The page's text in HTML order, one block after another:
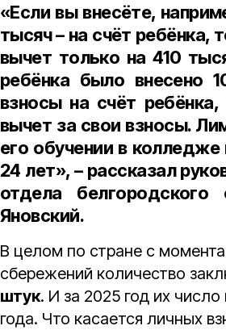
«Если вы внесёте,
тысяч – на счёт ребёнка,
вычет только на 410
ребёнка было внесено
взносы на счёт
вычет за свои взносы.
его обучении в
24 лет», – рассказал
отдела
Яновский.
В целом по стране c
сбережений количество
штук. И за 2025 год их
года. Что касается личных